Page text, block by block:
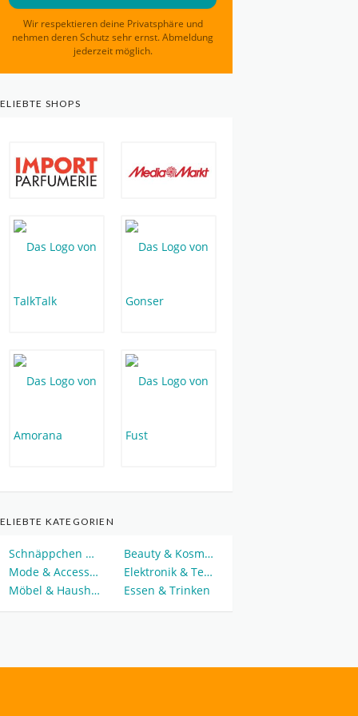
Wir respektieren deine Privatsphäre und
nehmen deren Schutz sehr ernst. Abmeldung
jederzeit möglich.
SHOPS
KATEGORIEN
Schnäppchen & Deals
Beauty & Kosmetik
Mode & Accessoires
Elektronik & Technik
Möbel & Haushalt
Essen & Trinken